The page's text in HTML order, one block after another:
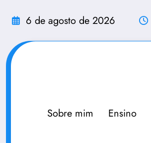
para
conteúdo
6 de agosto de 2026
Sobre mim Ensino